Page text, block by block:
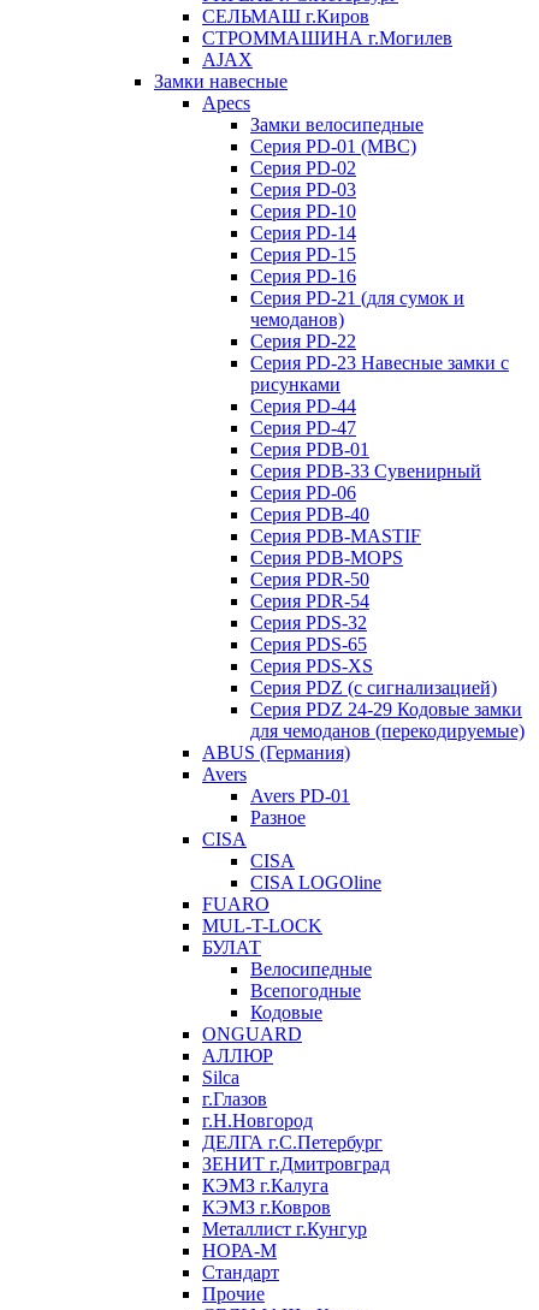
СЕЛЬМАШ г.Киров
СТРОММАШИНА г.Могилев
AJAX
Замки навесные
Apecs
Замки велосипедные
Серия PD-01 (МВС)
Серия PD-02
Серия PD-03
Серия PD-10
Серия PD-14
Серия PD-15
Серия PD-16
Серия PD-21 (для сумок и
чемоданов)
Серия PD-22
Серия PD-23 Навесные замки с
рисунками
Серия PD-44
Серия PD-47
Серия PDB-01
Серия PDB-33 Сувенирный
Серия PD-06
Серия PDB-40
Серия PDB-MASTIF
Серия PDB-MOPS
Серия PDR-50
Серия PDR-54
Серия PDS-32
Серия PDS-65
Серия PDS-XS
Серия PDZ (с сигнализацией)
Серия PDZ 24-29 Кодовые замки
для чемоданов (перекодируемые)
ABUS (Германия)
Avers
Avers PD-01
Разное
CISA
CISA
CISA LOGOline
FUARO
MUL-T-LOCK
БУЛАТ
Велосипедные
Всепогодные
Кодовые
ONGUARD
АЛЛЮР
Silca
г.Глазов
г.Н.Новгород
ДЕЛГА г.С.Петербург
ЗЕНИТ г.Дмитровград
КЭМЗ г.Калуга
КЭМЗ г.Ковров
Металлист г.Кунгур
НОРА-М
Стандарт
Прочие